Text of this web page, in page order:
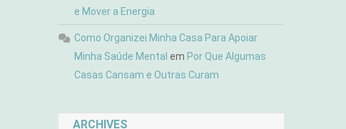
e Mover a Energia
Como Organizei Minha Casa Para Apoiar
Minha Saúde Mental em Por Que Algumas
Casas Cansam e Outras Curam
ARCHIVES